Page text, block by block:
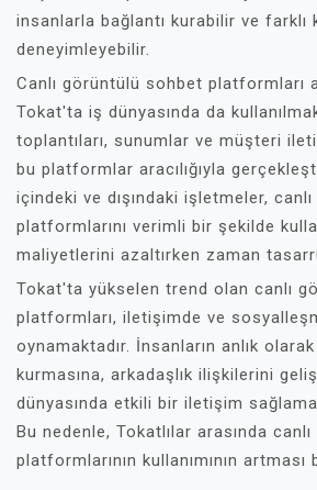
insanlarla bağlantı kurabilir ve farklı
deneyimleyebilir.
Canlı görüntülü sohbet platformları
Tokat'ta iş dünyasında da
toplantıları, sunumlar ve müşteri
bu platformlar aracılığıyla
içindeki ve dışındaki işletmeler,
platformlarını verimli bir şekilde
maliyetlerini azaltırken zaman
Tokat'ta yükselen trend olan canlı
platformları, iletişimde ve
oynamaktadır. İnsanların anlık olarak
kurmasına, arkadaşlık ilişkilerini
dünyasında etkili bir iletişim
Bu nedenle, Tokatlılar arasında
platformlarının kullanımının